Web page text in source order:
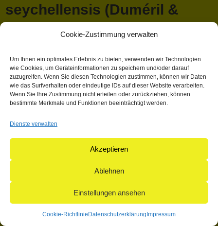
Cookie-Zustimmung verwalten
Um Ihnen ein optimales Erlebnis zu bieten, verwenden wir Technologien
wie Cookies, um Geräteinformationen zu speichern und/oder darauf
zuzugreifen. Wenn Sie diesen Technologien zustimmen, können wir Daten
wie das Surfverhalten oder eindeutige IDs auf dieser Website verarbeiten.
Wenn Sie Ihre Zustimmung nicht erteilen oder zurückziehen, können
bestimmte Merkmale und Funktionen beeinträchtigt werden.
Dienste verwalten
Akzeptieren
Ablehnen
Einstellungen ansehen
Cookie-Richtlinie Datenschutzerklärung Impressum
seychellensis (Duméril &
Bibron, 1836)
April 13, 2018 1:03 p.m. Veröffentlicht von Mathieu Hauck
Kategorisiert in: Allgemein
Dieser Artikel wurde verfasst von Mathieu Hauck
71365 Weinstadt | Germany